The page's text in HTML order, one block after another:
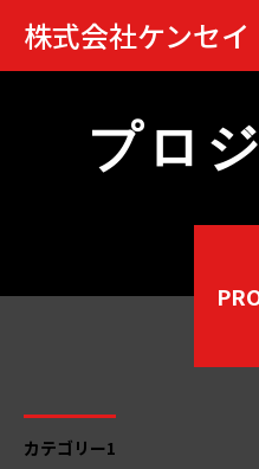
株式会社ケンセイ
プロ
カテゴリー1